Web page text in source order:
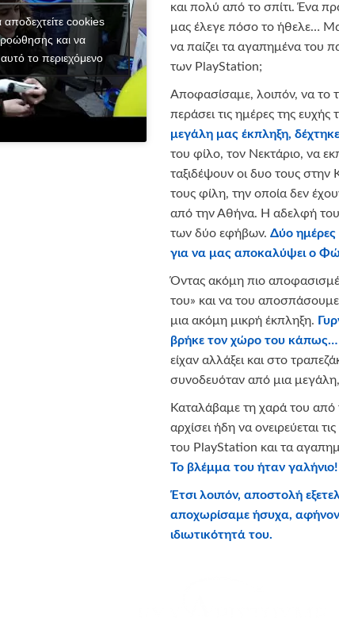
αποδεχτείτε cookies
και να
το περιεχόμενο
και πολύ από το σπίτι. Ένα
μας έλεγε πόσο το ήθελε…
να παίζει τα αγαπημένα του
των PlayStation;
Αποφασίσαμε, λοιπόν, να το
περάσει τις ημέρες της
μεγάλη μας έκπληξη,
του φίλο, τον Νεκτάριο, να
ταξιδέψουν οι δυο τους στην
τους φίλη, την οποία δεν
από την Αθήνα. Η αδελφή του
των δύο εφήβων. Δύο ημέρες
για να μας αποκαλύψει ο
Όντας ακόμη πιο
του» και να του
μια ακόμη μικρή έκπληξη.
βρήκε τον χώρο του κάπως…
είχαν αλλάξει και στο
συνοδευόταν από μια
Καταλάβαμε τη χαρά του από
αρχίσει ήδη να ονειρεύεται
του PlayStation και τα
Το βλέμμα του ήταν γαλήνιο!
Έτσι λοιπόν, αποστολή
αποχωρίσαμε ήσυχα,
ιδιωτικότητά του.